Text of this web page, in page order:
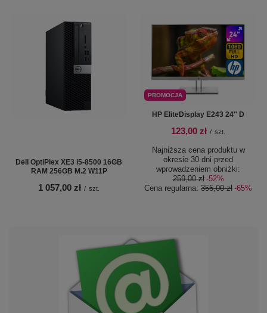
Dell OptiPlex XE3 i5-8500 16GB
RAM 256GB M.2 W11P
1 057,00 zł / szt.
PROMOCJA
HP EliteDisplay E243 24'' D
123,00 zł / szt.
Najniższa cena produktu w
okresie 30 dni przed
wprowadzeniem obniżki:
259,00 zł -52%
Cena regularna: 355,00 zł -65%